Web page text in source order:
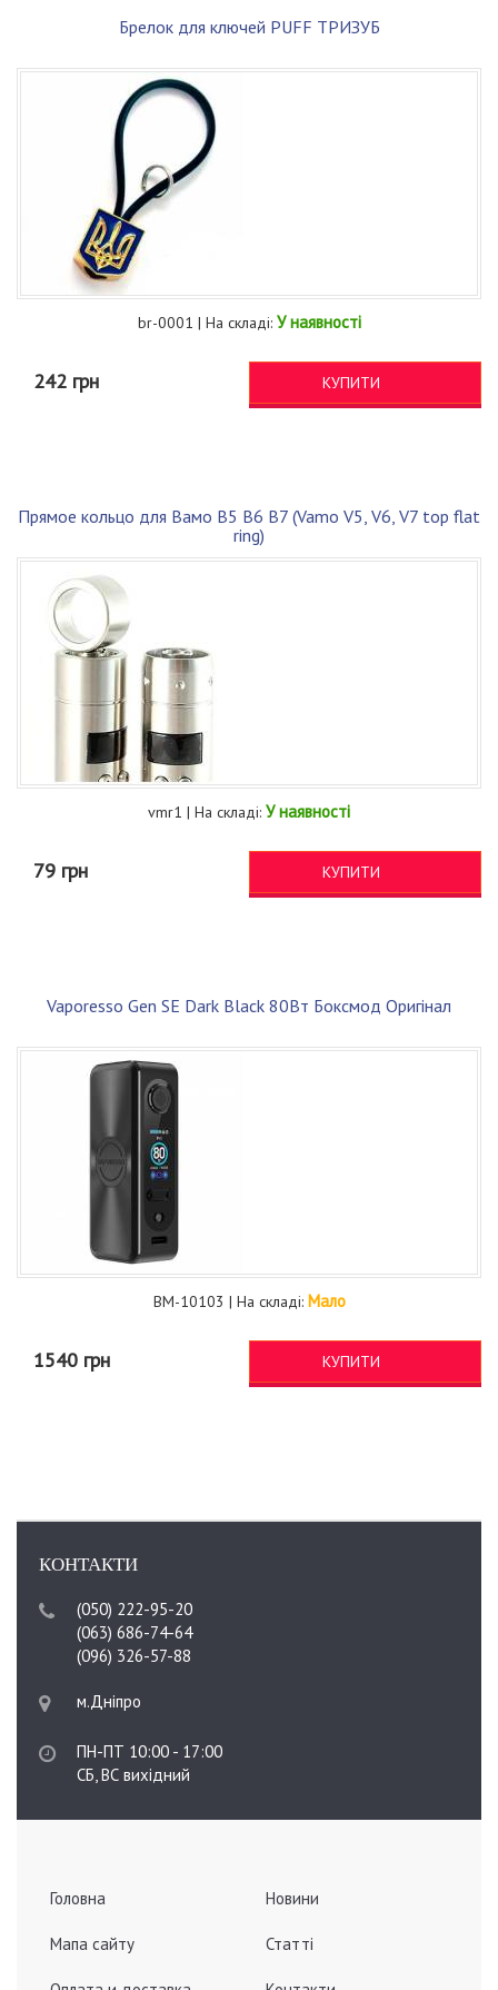
Брелок для ключей PUFF ТРИЗУБ
br-0001 | На складі: У наявності
242 грн КУПИТИ
Прямое кольцо для Вамо В5 В6 В7 (Vamo V5, V6, V7 top flat
ring)
vmr1 | На складі: У наявності
79 грн КУПИТИ
Vaporesso Gen SE Dark Black 80Вт Боксмод Оригінал
BM-10103 | На складі: Мало
1540 грн КУПИТИ
КОНТАКТИ
(050) 222-95-20
(063) 686-74-64
(096) 326-57-88
м.Дніпро
ПН-ПТ 10:00 - 17:00
СБ, ВС вихідний
Головна
Мапа сайту
Новини
Статті